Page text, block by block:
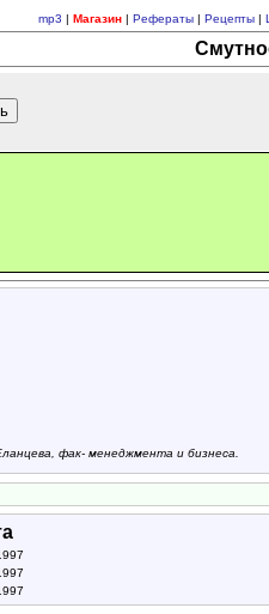
mp3 | Магазин| Рефераты| Рецепты|
фак- менеджмента и бизнеса.